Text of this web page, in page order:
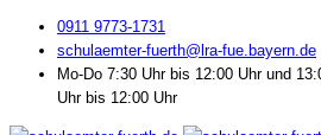
0911 9773-1731
schulaemter-fuerth@lra-fue.bayern.de
Mo-Do 7:30 Uhr bis 12:00 Uhr und
Uhr bis 12:00 Uhr